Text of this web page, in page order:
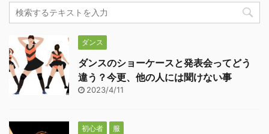
ダンス
ダンスのショーケースと発表会ってどう
違う？今更、他の人には聞けない事
2023/4/11
初心者 服